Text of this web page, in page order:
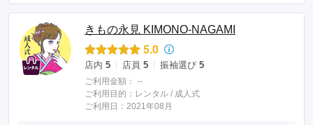
きもの永見 KIMONO‐NAGAMI
5.0
店内 5 店員 5 振袖選び 5
ご利用金額： --
ご利用目的： レンタル / 成人式
ご利用日：2021年08月